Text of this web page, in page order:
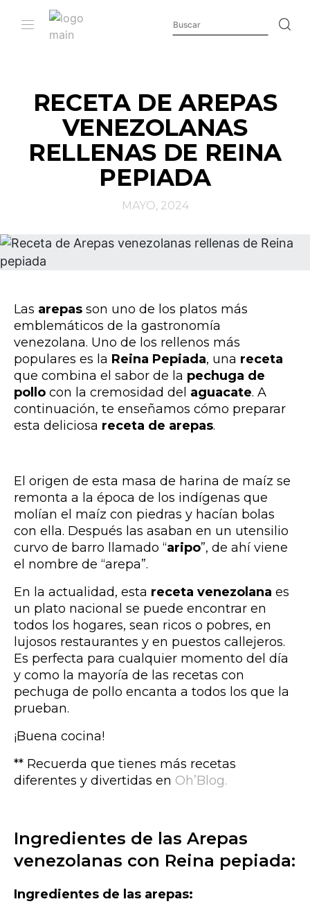
RECETA DE AREPAS
VENEZOLANAS
RELLENAS DE REINA
PEPIADA
MAYO, 2024
Las arepas son uno de los platos más
emblemáticos de la gastronomía
venezolana. Uno de los rellenos más
populares es la Reina Pepiada, una receta
que combina el sabor de la pechuga de
pollo con la cremosidad del aguacate. A
continuación, te enseñamos cómo preparar
esta deliciosa receta de arepas.
El origen de esta masa de harina de maíz se
remonta a la época de los indígenas que
molían el maíz con piedras y hacían bolas
con ella. Después las asaban en un utensilio
curvo de barro llamado “aripo”, de ahí viene
el nombre de “arepa”.
En la actualidad, esta receta venezolana es
un plato nacional se puede encontrar en
todos los hogares, sean ricos o pobres, en
lujosos restaurantes y en puestos callejeros.
Es perfecta para cualquier momento del día
y como la mayoría de las recetas con
pechuga de pollo encanta a todos los que la
prueban.
¡Buena cocina!
** Recuerda que tienes más recetas
diferentes y divertidas en Oh’Blog.
Ingredientes de las Arepas
venezolanas con Reina pepiada:
Ingredientes de las arepas: